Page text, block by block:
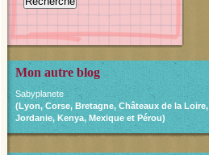
Mon autre blog
Sabyplanete
(Lyon, Corse, Bretagne, Châteaux de la Loire,
Jordanie, Kenya, Mexique et Pérou)